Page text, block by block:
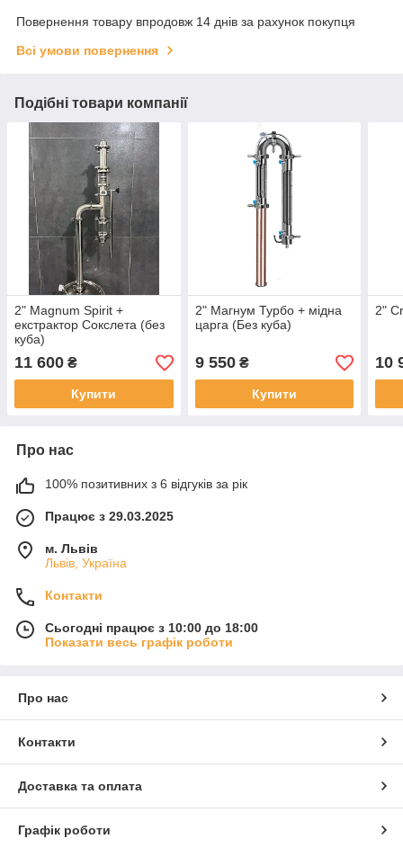
Повернення товару впродовж 14 днів за рахунок покупця
Всі умови повернення
Подібні товари компанії
2" Magnum Spirit +
екстрактор Сокслета (без
куба)
11 600 ₴
Купити
2" Магнум Турбо + мідна
царга (Без куба)
9 550₴
Купити
2"
10
Про нас
100% позитивних з 6 відгуків за рік
Працює з 29.03.2025
м. Львів
Львів, Україна
Контакти
Сьогодні працює з 10:00 до 18:00
Показати весь графік роботи
Про нас
Контакти
Доставка та оплата
Графік роботи